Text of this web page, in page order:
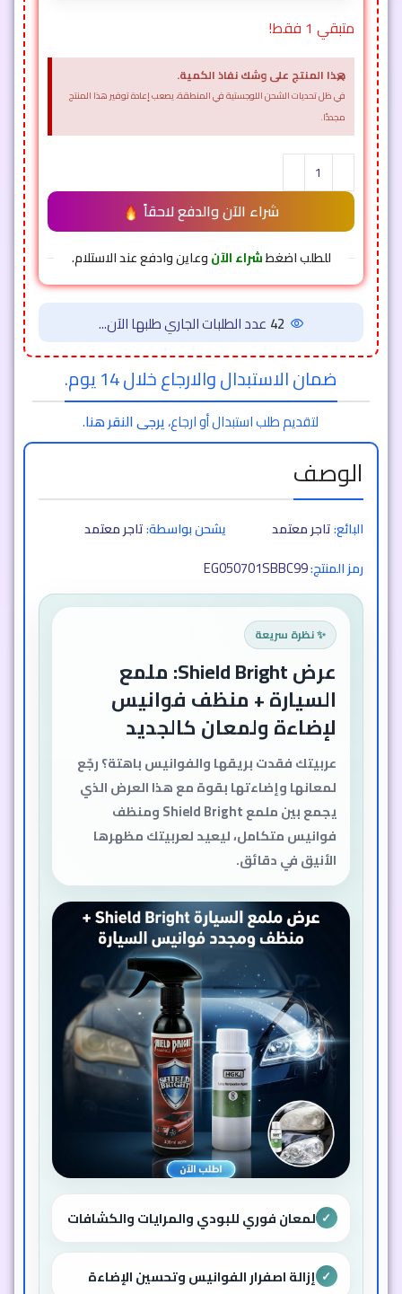
متبقي 1 فقط!
هذا المنتج على وشك نفاذ الكمية.
في ظل تحديات الشحن اللوجستية في المنطقة، يصعب إعادة توفير هذا المنتج
مجددًا.
×
شراء الآن والدفع لاحقاً
للطلب اضغطشراء الآنوعاين وادفع عند الاستلام.
42 عدد الطلبات الجاري طلبها الآن...
ضمان الاستبدال والارجاع خلال 14 يوم.
لتقديم طلب استبدال أو ارجاع،يرجى النقر هنا.
الوصف
البائع:تاجر معتمد يشحن بواسطة:تاجر معتمد
رمز المنتج:EG050701SBBC99
✨ نظرة سريعة
عرض Shield Bright: ملمع
السيارة + منظف فوانيس
لإضاءة ولمعان كالجديد
عربيتك فقدت بريقها والفوانيس باهتة؟ رجّع
لمعانها وإضاءتها بقوة مع هذا العرض الذي
يجمع بين ملمع Shield Bright ومنظف
فوانيس متكامل، ليعيد لعربيتك مظهرها
الأنيق في دقائق.
✓ لمعان فوري للبودي والمرايات والكشافات
✓ إزالة اصفرار الفوانيس وتحسين الإضاءة